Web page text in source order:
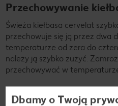
Przechowywanie
Świeża kiełbasa cervelat
przechowuje się ją przez dwa
temperaturze od zera do
należy ją szybko zużyć.
przechowywać w
Dbamy o Twoją